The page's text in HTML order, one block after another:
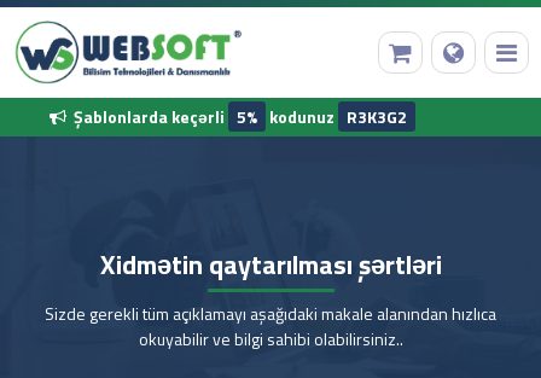
Şablonlarda keçərli 5% kodunuz R3K3G2
Xidmətin qaytarılması şərtləri
Sizde gerekli tüm açıklamayı aşağıdaki makale alanından hızlıca
okuyabilir ve bilgi sahibi olabilirsiniz..
Domen Qeydiyyatı
Web Hosting